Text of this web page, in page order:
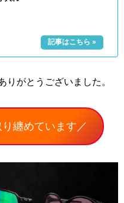
りがとうございました。
纏めています／